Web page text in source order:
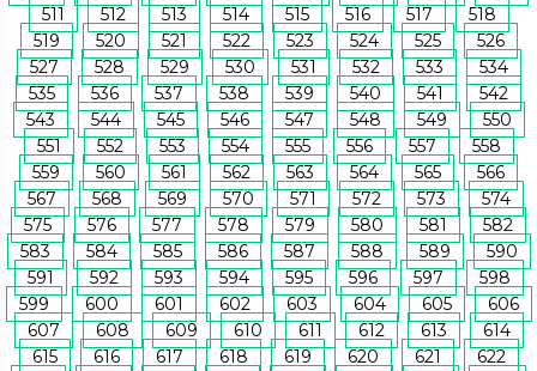
511
512 513 514 515 516 517
518
519
520 521 522 523 524 525
526
527
528 529 530 531 532 533
534
535
536 537 538 539 540 541
542
543
544 545 546 547 548 549
550
551
552 553 554 555 556 557
558
559
560 561 562 563 564 565
566
567
568 569 570 571 572 573
574
575
576 577 578 579 580 581
582
583
584 585 586 587 588 589
590
591
592 593 594 595 596 597
598
599
600 601 602 603 604 605
606
607
608 609 610 611 612 613
614
615
616 617 618 619 620 621
622